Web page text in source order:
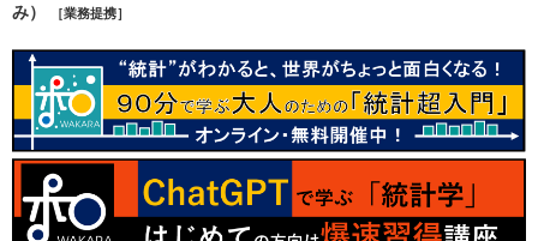
み）
［業務提携］